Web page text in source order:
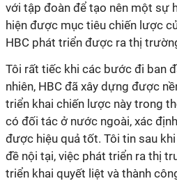
với tập đoàn để tạo nên một sự
hiện được mục tiêu chiến lược
HBC phát triển được ra thị
Tôi rất tiếc khi các bước đi ban
nhiên, HBC đã xây dựng được
triển khai chiến lược này trong
có đối tác ở nước ngoài, xác
được hiệu quả tốt. Tôi tin sau
đề nội tại, việc phát triển ra thị
triển khai quyết liệt và thành